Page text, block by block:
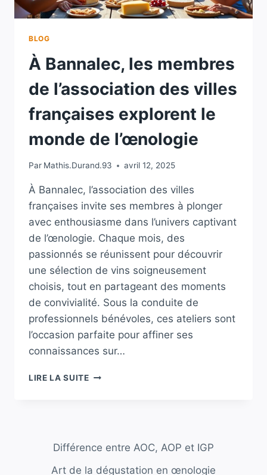
BLOG
À Bannalec, les membres
de l’association des villes
françaises explorent le
monde de l’œnologie
Par Mathis.Durand.93 avril 12, 2025
À Bannalec, l’association des villes
françaises invite ses membres à plonger
avec enthousiasme dans l’univers captivant
de l’œnologie. Chaque mois, des
passionnés se réunissent pour découvrir
une sélection de vins soigneusement
choisis, tout en partageant des moments
de convivialité. Sous la conduite de
professionnels bénévoles, ces ateliers sont
l’occasion parfaite pour affiner ses
connaissances sur…
LIRE LA SUITEÀ
DES
Différence entre AOC, AOP et IGP
Art de la dégustation en œnologie